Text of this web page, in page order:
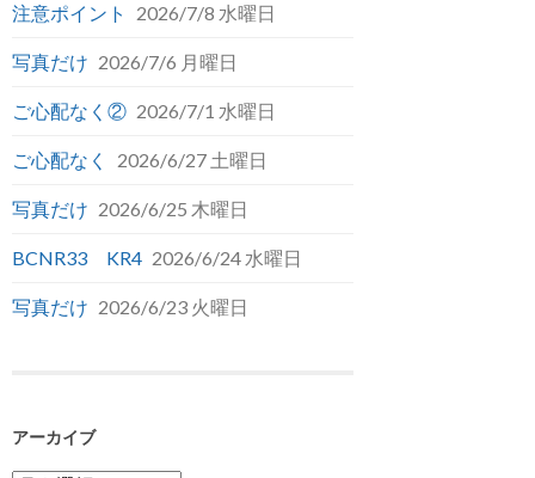
注意ポイント 2026/7/8 水曜日
写真だけ 2026/7/6 月曜日
ご心配なく② 2026/7/1 水曜日
ご心配なく 2026/6/27 土曜日
写真だけ 2026/6/25 木曜日
BCNR33 KR4 2026/6/24 水曜日
写真だけ 2026/6/23 火曜日
アーカイブ